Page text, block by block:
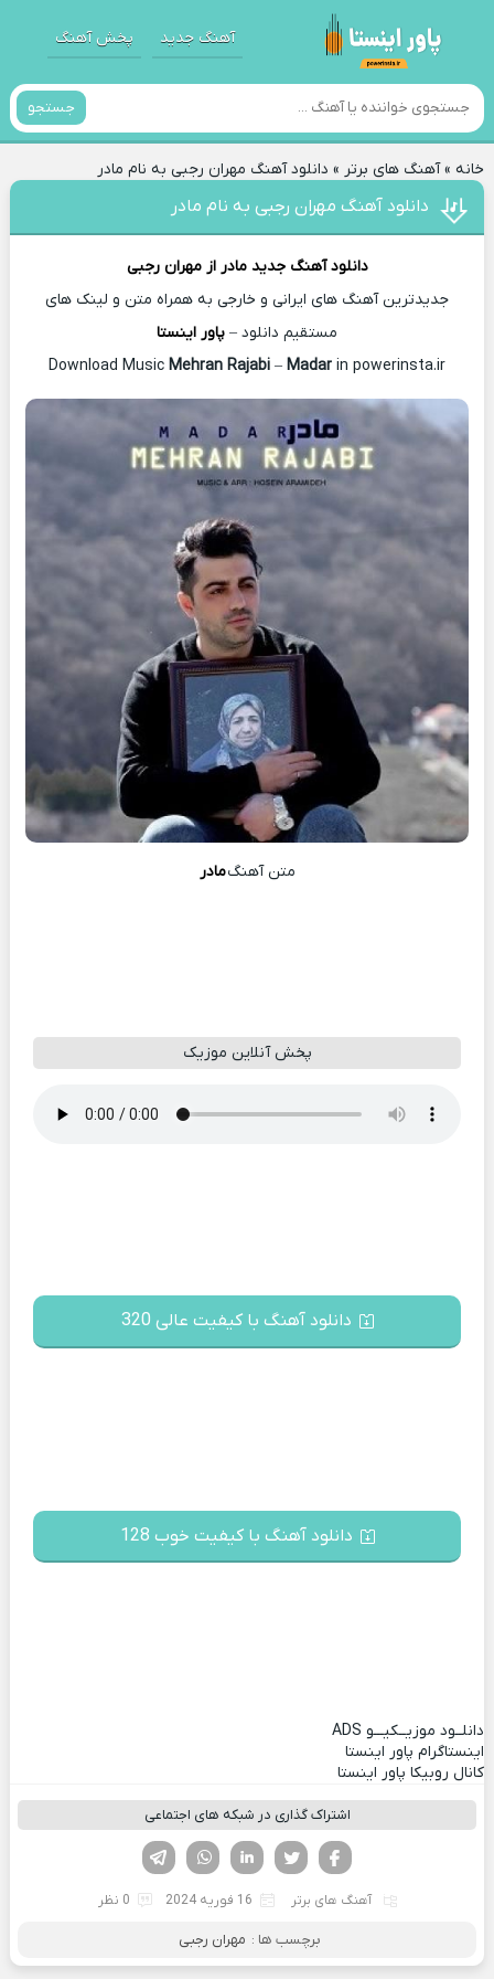
آهنگ جدید پخش آهنگ
جستجو
خانه»آهنگ های برتر » دانلود آهنگ مهران رجبی به نام مادر
دانلود آهنگ مهران رجبی به نام مادر
دانلود آهنگ جدید مادر ازمهران رجبی
جدیدترین آهنگ های ایرانی و خارجی به همراه متن و لینک های
مستقیم دانلود – پاور اینستا
Download Music
Mehran Rajabi– Madar in powerinsta.ir
متن آهنگمادر
پخش آنلاین موزیک
دانلود آهنگ با کیفیت عالی 320
دانلود آهنگ با کیفیت خوب 128
دانلــود موزیــکیـــو ADS
اینستاگرام پاور اینستا
کانال روبیکا پاور اینستا
اشتراک گذاری در شبکه های اجتماعی
لینکدین تویتر
فیسوک
آهنگ های برتر 16 فوریه 2024 0 نظر
برچسب ها : مهران رجبی